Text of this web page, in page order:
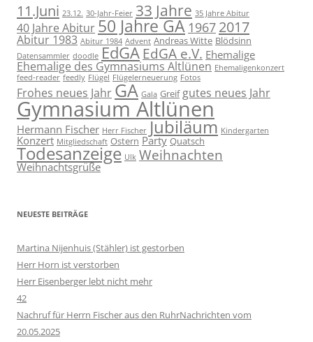
11.Juni 23.12. 30-Jahr-Feier 33 Jahre 35 Jahre Abitur
40 Jahre Abitur 50 Jahre GA 1967 2017
Abitur 1983 Abitur 1984 Advent Andreas Witte Blödsinn
Datensammler doodle EdGA EdGA e.V. Ehemalige
Ehemalige des Gymnasiums Altlünen Ehemaligenkonzert
feed-reader feedly Flügel Flügelerneuerung Fotos
Frohes neues Jahr GA Gala Greif gutes neues Jahr
Gymnasium Altlünen
Hermann Fischer Herr Fischer Jubiläum Kindergarten
Konzert Mitgliedschaft Ostern Party Quatsch
Todesanzeige Ulk Weihnachten
Weihnachtsgrüße
NEUESTE BEITRÄGE
Martina Nijenhuis (Stähler) ist gestorben
Herr Horn ist verstorben
Herr Eisenberger lebt nicht mehr
42
Nachruf für Herrn Fischer aus den RuhrNachrichten vom
20.05.2025